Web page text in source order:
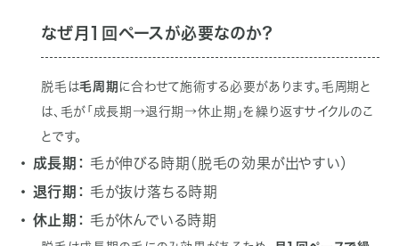
なぜ月1回ペースが必要なのか？
脱毛は毛周期 に合わせて施術する必要があります。毛周期と
は、毛が「成長期→退行期→休止期」を繰り返すサイクルのこ
とです。
・ 成長期： 毛が伸びる時期（脱毛の効果が出やすい）
・ 退行期： 毛が抜け落ちる時期
・ 休止期： 毛が休んでいる時期